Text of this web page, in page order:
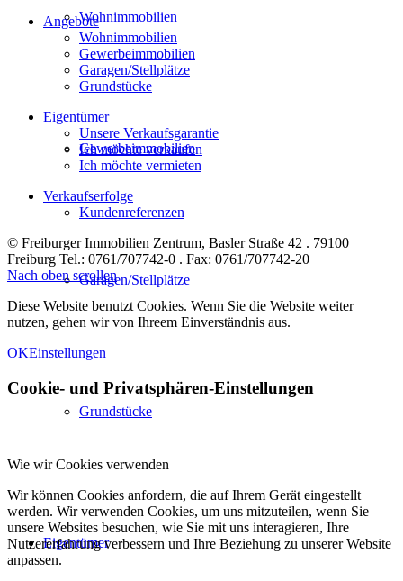
Wohnimmobilien
Gewerbeimmobilien
Garagen/Stellplätze
Grundstücke
Eigentümer
Angebote
Wohnimmobilien
Gewerbeimmobilien
Garagen/Stellplätze
Grundstücke
Eigentümer
Unsere Verkaufsgarantie
Ich möchte verkaufen
Ich möchte vermieten
Verkaufserfolge
Kundenreferenzen
© Freiburger Immobilien Zentrum, Basler Straße 42 . 79100
Freiburg Tel.: 0761/707742-0 . Fax: 0761/707742-20
Nach oben scrollen
Diese Website benutzt Cookies. Wenn Sie die Website weiter
nutzen, gehen wir von Ihreem Einverständnis aus.
OKEinstellungen
Cookie- und Privatsphären-Einstellungen
Wie wir Cookies verwenden
Wir können Cookies anfordern, die auf Ihrem Gerät eingestellt
werden. Wir verwenden Cookies, um uns mitzuteilen, wenn Sie
unsere Websites besuchen, wie Sie mit uns interagieren, Ihre
Nutzererfahrung verbessern und Ihre Beziehung zu unserer Website
anpassen.